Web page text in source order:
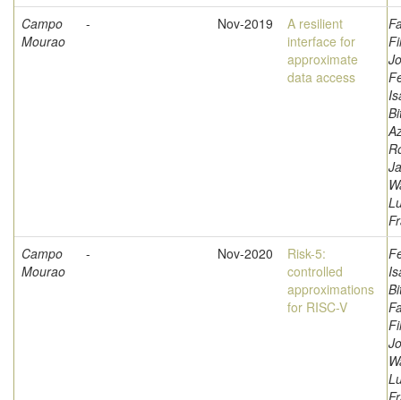
Campo
Mourao
- Nov-2019
A resilient
interface for
approximate
data access
Campo
Mourao
- Nov-2020
Risk-5:
controlled
approximations
for RISC-V